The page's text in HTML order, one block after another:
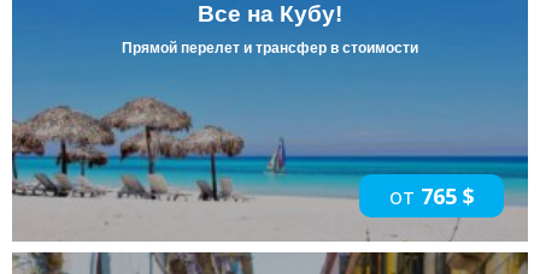
Все на Кубу!
Прямой перелет и трансфер в стоимости
от 765 $